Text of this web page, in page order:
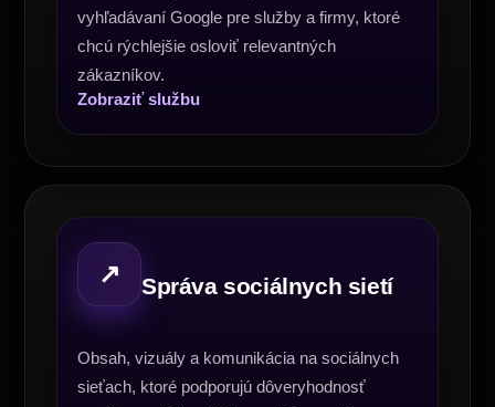
vyhľadávaní Google pre služby a firmy, ktoré
chcú rýchlejšie osloviť relevantných
zákazníkov.
Zobraziť službu
↗ Správa sociálnych sietí
Obsah, vizuály a komunikácia na sociálnych
sieťach, ktoré podporujú dôveryhodnosť